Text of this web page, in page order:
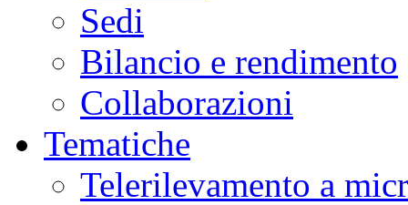
Sedi
Bilancio e rendimento
Collaborazioni
Tematiche
Telerilevamento a